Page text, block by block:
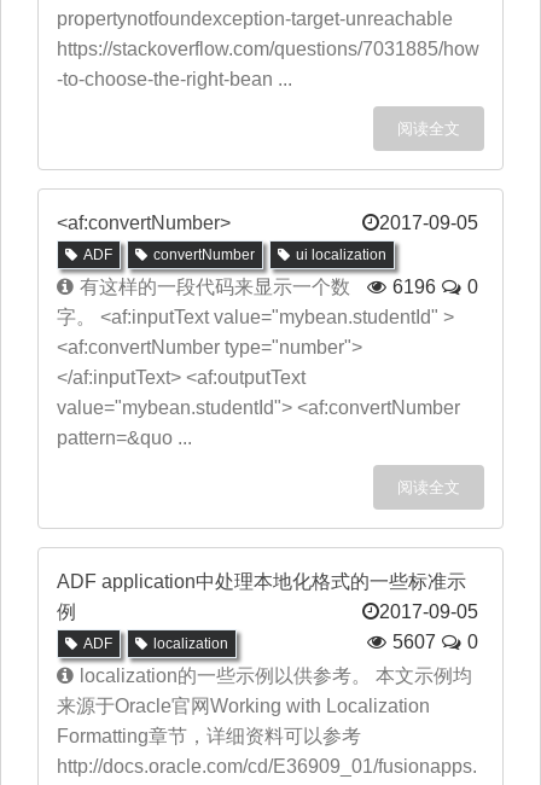
propertynotfoundexception-target-unreachable
https://stackoverflow.com/questions/7031885/how
-to-choose-the-right-bean ...
阅读全文
<af:convertNumber> 2017-09-05
ADF convertNumber ui localization
6196 0
有这样的一段代码来显示一个数
字。 <af:inputText value="mybean.studentId" >
<af:convertNumber type="number">
</af:inputText> <af:outputText
value="mybean.studentId"> <af:convertNumber
pattern=&quo ...
阅读全文
ADF application中处理本地化格式的一些标准示
例
2017-09-05
ADF localization 5607
0
localization的一些示例以供参考。 本文示例均
来源于Oracle官网Working with Localization
Formatting章节，详细资料可以参考
http://docs.oracle.com/cd/E36909_01/fusionapps.